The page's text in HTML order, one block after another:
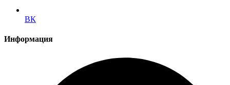
ВК
Информация